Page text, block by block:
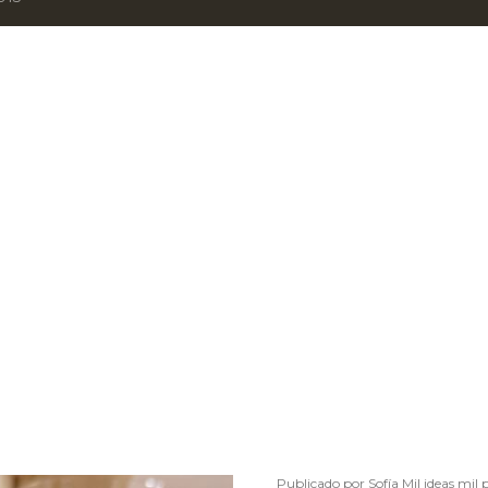
Publicado por Sofía Mil ideas mil